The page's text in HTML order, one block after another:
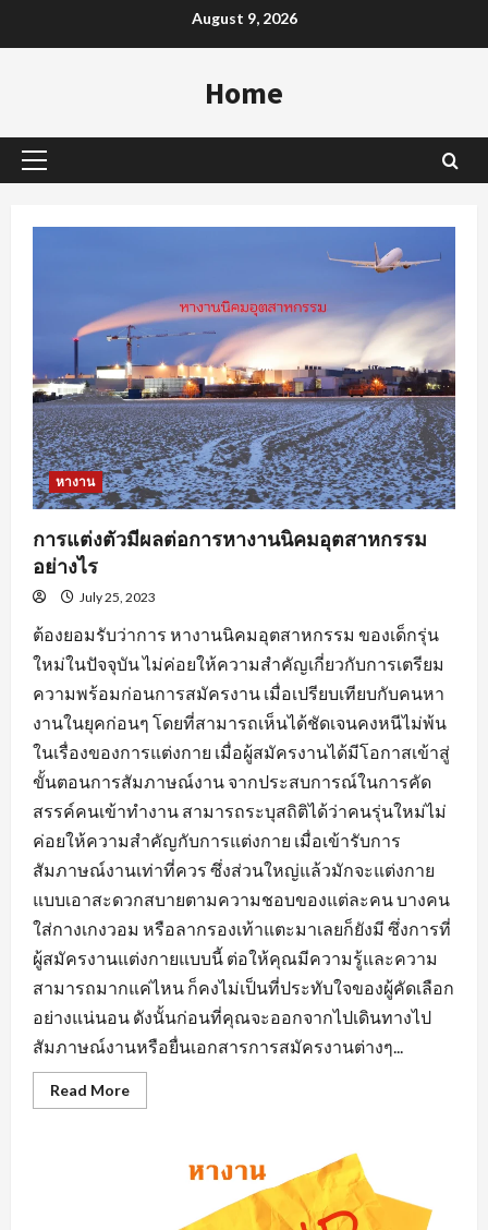
to
August 9, 2026
Home
Primary
หางาน
การแต่งตัวมีผลต่อการหางานนิคมอุตสาหกรรม
อย่างไร
July 25, 2023
ต้องยอมรับว่าการ หางานนิคมอุตสาหกรรม ของเด็กรุ่น
ใหม่ในปัจจุบัน ไม่ค่อยให้ความสำคัญเกี่ยวกับการเตรียม
ความพร้อมก่อนการสมัครงาน เมื่อเปรียบเทียบกับคนหา
งานในยุคก่อนๆ โดยที่สามารถเห็นได้ชัดเจนคงหนีไม่พ้น
ในเรื่องของการแต่งกาย เมื่อผู้สมัครงานได้มีโอกาสเข้าสู่
ขั้นตอนการสัมภาษณ์งาน จากประสบการณ์ในการคัด
สรรค์คนเข้าทำงาน สามารถระบุสถิติได้ว่าคนรุ่นใหม่ไม่
ค่อยให้ความสำคัญกับการแต่งกาย เมื่อเข้ารับการ
สัมภาษณ์งานเท่าที่ควร ซึ่งส่วนใหญ่แล้วมักจะแต่งกาย
แบบเอาสะดวกสบายตามความชอบของแต่ละคน บางคน
ใส่กางเกงวอม หรือลากรองเท้าแตะมาเลยก็ยังมี ซึ่งการที่
ผู้สมัครงานแต่งกายแบบนี้ ต่อให้คุณมีความรู้และความ
สามารถมากแค่ไหน ก็คงไม่เป็นที่ประทับใจของผู้คัดเลือก
อย่างแน่นอน ดังนั้นก่อนที่คุณจะออกจากไปเดินทางไป
สัมภาษณ์งานหรือยื่นเอกสารการสมัครงานต่างๆ...
Read MoreRead
more